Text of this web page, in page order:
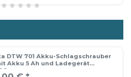
wenn der Akku fast
Technology.
gegen Staub und
unter harten
DTW 701 Akku-Schlagschrauber
Akku 5 Ah und Ladegerät